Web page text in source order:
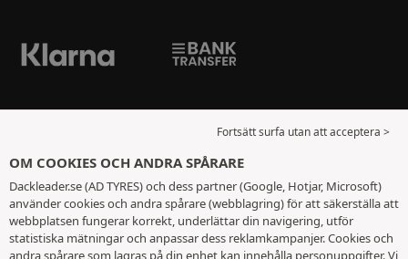
Fortsätt surfa utan att acceptera >
OM COOKIES OCH ANDRA SPÅRARE
Dackleader.se (AD TYRES) och dess partner (Google, Hotjar, Microsoft)
använder cookies och andra spårare (webblagring) för att säkerställa att
webbplatsen fungerar korrekt, underlättar din navigering, utför
statistiska mätningar och anpassar dess reklamkampanjer. Cookies och
andra spårare som lagras på din enhet kan innehålla personuppgifter. Vi